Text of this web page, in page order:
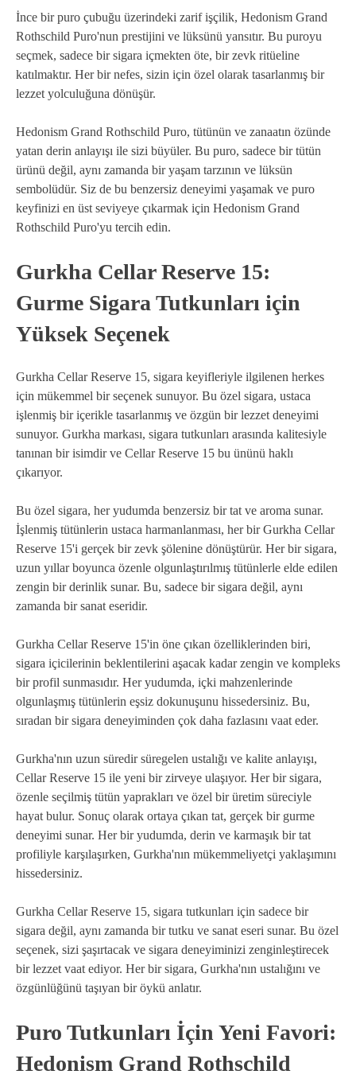
İnce bir puro çubuğu üzerindeki zarif işçilik, Hedonism Grand
Rothschild Puro'nun prestijini ve lüksünü yansıtır. Bu puroyu
seçmek, sadece bir sigara içmekten öte, bir zevk ritüeline
katılmaktır. Her bir nefes, sizin için özel olarak tasarlanmış bir
lezzet yolculuğuna dönüşür.
Hedonism Grand Rothschild Puro, tütünün ve zanaatın özünde
yatan derin anlayışı ile sizi büyüler. Bu puro, sadece bir tütün
ürünü değil, aynı zamanda bir yaşam tarzının ve lüksün
sembolüdür. Siz de bu benzersiz deneyimi yaşamak ve puro
keyfinizi en üst seviyeye çıkarmak için Hedonism Grand
Rothschild Puro'yu tercih edin.
Gurkha Cellar Reserve 15:
Gurme Sigara Tutkunları için
Yüksek Seçenek
Gurkha Cellar Reserve 15, sigara keyifleriyle ilgilenen herkes
için mükemmel bir seçenek sunuyor. Bu özel sigara, ustaca
işlenmiş bir içerikle tasarlanmış ve özgün bir lezzet deneyimi
sunuyor. Gurkha markası, sigara tutkunları arasında kalitesiyle
tanınan bir isimdir ve Cellar Reserve 15 bu ününü haklı
çıkarıyor.
Bu özel sigara, her yudumda benzersiz bir tat ve aroma sunar.
İşlenmiş tütünlerin ustaca harmanlanması, her bir Gurkha Cellar
Reserve 15'i gerçek bir zevk şölenine dönüştürür. Her bir sigara,
uzun yıllar boyunca özenle olgunlaştırılmış tütünlerle elde edilen
zengin bir derinlik sunar. Bu, sadece bir sigara değil, aynı
zamanda bir sanat eseridir.
Gurkha Cellar Reserve 15'in öne çıkan özelliklerinden biri,
sigara içicilerinin beklentilerini aşacak kadar zengin ve kompleks
bir profil sunmasıdır. Her yudumda, içki mahzenlerinde
olgunlaşmış tütünlerin eşsiz dokunuşunu hissedersiniz. Bu,
sıradan bir sigara deneyiminden çok daha fazlasını vaat eder.
Gurkha'nın uzun süredir süregelen ustalığı ve kalite anlayışı,
Cellar Reserve 15 ile yeni bir zirveye ulaşıyor. Her bir sigara,
özenle seçilmiş tütün yaprakları ve özel bir üretim süreciyle
hayat bulur. Sonuç olarak ortaya çıkan tat, gerçek bir gurme
deneyimi sunar. Her bir yudumda, derin ve karmaşık bir tat
profiliyle karşılaşırken, Gurkha'nın mükemmeliyetçi yaklaşımını
hissedersiniz.
Gurkha Cellar Reserve 15, sigara tutkunları için sadece bir
sigara değil, aynı zamanda bir tutku ve sanat eseri sunar. Bu özel
seçenek, sizi şaşırtacak ve sigara deneyiminizi zenginleştirecek
bir lezzet vaat ediyor. Her bir sigara, Gurkha'nın ustalığını ve
özgünlüğünü taşıyan bir öykü anlatır.
Puro Tutkunları İçin Yeni Favori:
Hedonism Grand Rothschild